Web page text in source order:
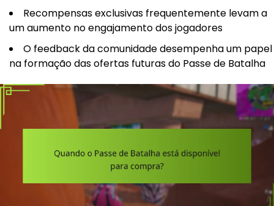
Recompensas exclusivas frequentemente levam a
um aumento no engajamento dos jogadores
O feedback da comunidade desempenha um papel
na formação das ofertas futuras do Passe de Batalha